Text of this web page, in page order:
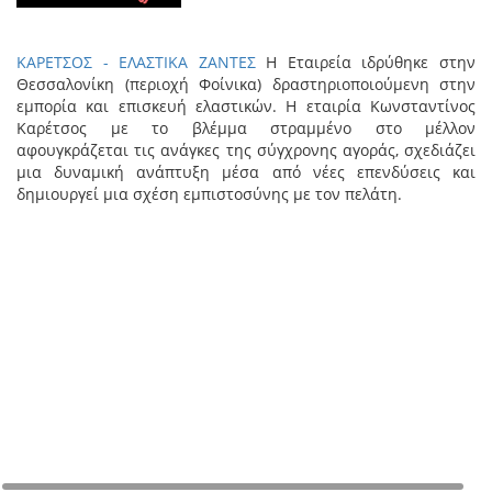
ΚΑΡΕΤΣΟΣ - ΕΛΑΣΤΙΚΑ ΖΑΝΤΕΣ Η Εταιρεία ιδρύθηκε στην
Θεσσαλονίκη (περιοχή Φοίνικα) δραστηριοποιούμενη στην
εμπορία και επισκευή ελαστικών. Η εταιρία Κωνσταντίνος
Καρέτσος με το βλέμμα στραμμένο στο μέλλον
αφουγκράζεται τις ανάγκες της σύγχρονης αγοράς, σχεδιάζει
μια δυναμική ανάπτυξη μέσα από νέες επενδύσεις και
δημιουργεί μια σχέση εμπιστοσύνης με τον πελάτη.